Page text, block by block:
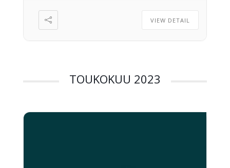
VIEW DETAIL
TOUKOKUU 2023